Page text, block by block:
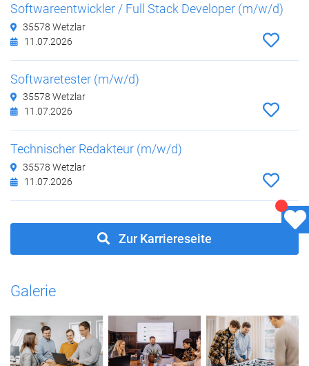
Softwareentwickler / Full Stack Developer (m/w/d)
35578 Wetzlar
11.07.2026
Softwaretester (m/w/d)
35578 Wetzlar
11.07.2026
Technischer Redakteur (m/w/d)
35578 Wetzlar
11.07.2026
Zur Karriereseite
Galerie